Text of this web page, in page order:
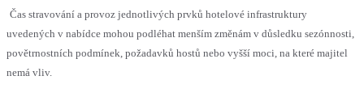
Čas stravování a provoz jednotlivých prvků hotelové infrastruktury
uvedených v nabídce mohou podléhat menším změnám v důsledku sezónnosti,
povětrnostních podmínek, požadavků hostů nebo vyšší moci, na které majitel
nemá vliv.